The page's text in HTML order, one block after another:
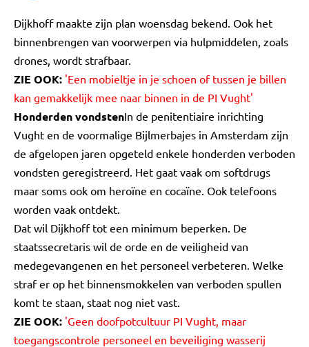
Dijkhoff maakte zijn plan woensdag bekend. Ook het
binnenbrengen van voorwerpen via hulpmiddelen, zoals
drones, wordt strafbaar.
ZIE OOK: 'Een mobieltje in je schoen of tussen je billen
kan gemakkelijk mee naar binnen in de PI Vught'
Honderden vondstenIn de penitentiaire inrichting
Vught en de voormalige Bijlmerbajes in Amsterdam zijn
de afgelopen jaren opgeteld enkele honderden verboden
vondsten geregistreerd. Het gaat vaak om softdrugs
maar soms ook om heroïne en cocaïne. Ook telefoons
worden vaak ontdekt.
Dat wil Dijkhoff tot een minimum beperken. De
staatssecretaris wil de orde en de veiligheid van
medegevangenen en het personeel verbeteren. Welke
straf er op het binnensmokkelen van verboden spullen
komt te staan, staat nog niet vast.
ZIE OOK: 'Geen doofpotcultuur PI Vught, maar
toegangscontrole personeel en beveiliging wasserij